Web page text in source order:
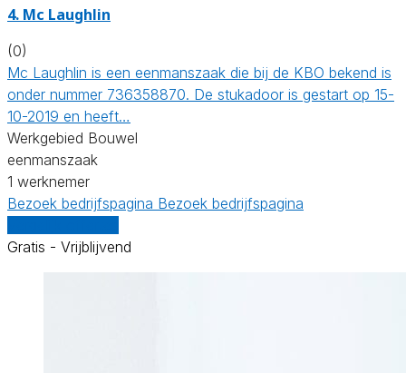
4. Mc Laughlin
(0)
Mc Laughlin is een eenmanszaak die bij de KBO bekend is
onder nummer 736358870. De stukadoor is gestart op 15-
10-2019 en heeft…
Werkgebied Bouwel
eenmanszaak
1 werknemer
Bezoek bedrijfspagina Bezoek bedrijfspagina
Gratis - Vrijblijvend